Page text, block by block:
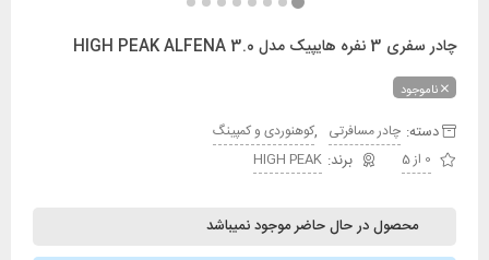
چادر سفری 3 نفره هایپیک مدل HIGH PEAK ALFENA 3.0
ناموجود
دسته: چادر مسافرتی
کوهنوردی و کمپینگ
0 از 5
HIGH PEAK
محصول در حال حاضر موجود نمیباشد